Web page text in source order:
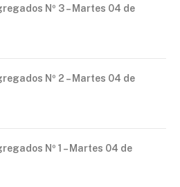
Nº 3 – Martes 04 de
Nº 2 – Martes 04 de
Nº 1 – Martes 04 de